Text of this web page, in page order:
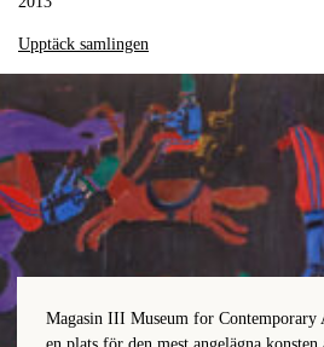
Upptäck samlingen
Magasin III Museum for Contemporary